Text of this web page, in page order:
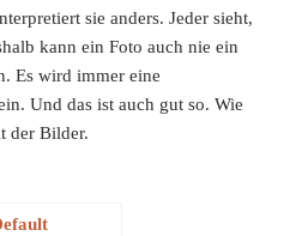
sie anders. Jeder sieht,
kann ein Foto auch nie ein
Es wird immer eine
Und das ist auch gut so. Wie
der Bilder.